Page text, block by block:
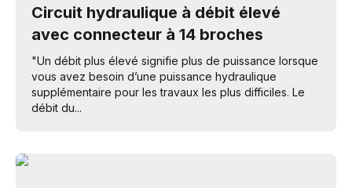
Circuit hydraulique à débit élevé
avec connecteur à 14 broches
"Un débit plus élevé signifie plus de puissance lorsque
vous avez besoin d’une puissance hydraulique
supplémentaire pour les travaux les plus difficiles. Le
débit du...